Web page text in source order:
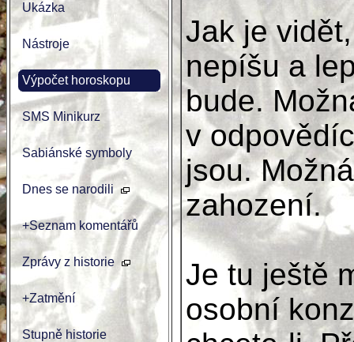
Ukázka
Nástroje
Výpočet horoskopu
SMS Minikurz
Sabiánské symboly
Dnes se narodili
+Seznam komentářů
Zprávy z historie
+Zatmění
Stupně historie
Jak je
nepíšu a
bude.
v
jsou.
zahození.
Je tu ještě
osobní